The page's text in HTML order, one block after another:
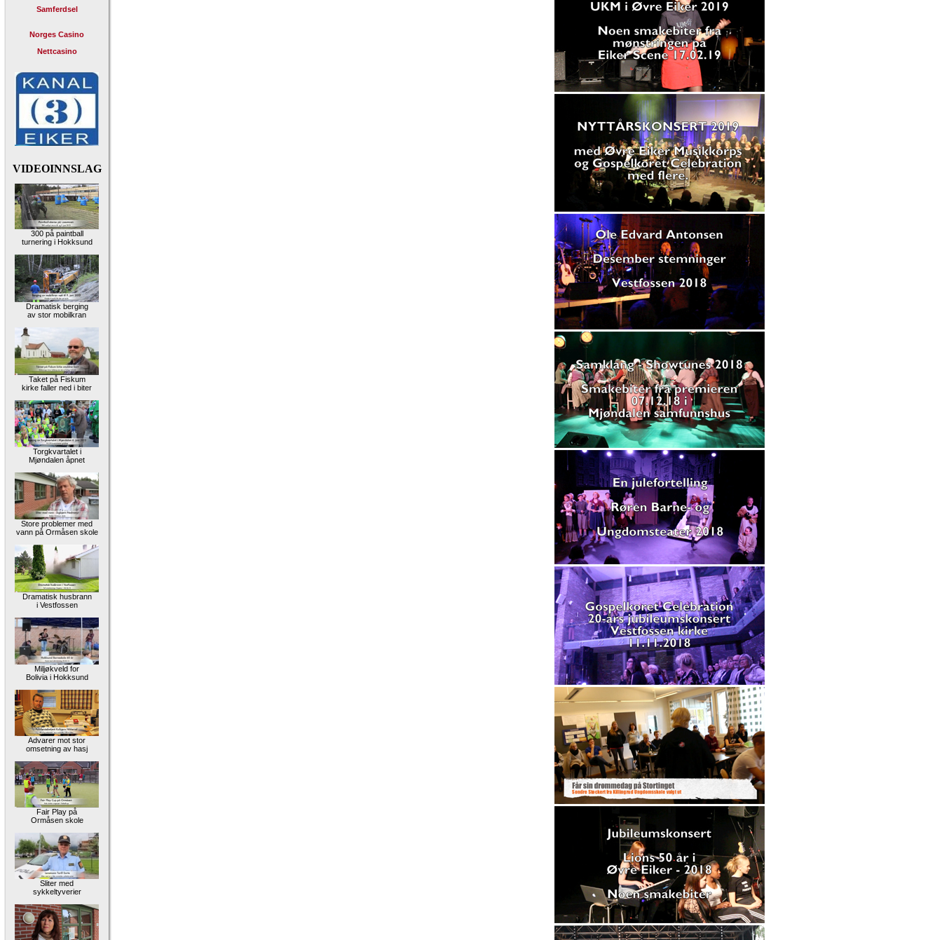
Samferdsel
Norges Casino
Nettcasino
VIDEOINNSLAG
300 på paintball
turnering i Hokksund
Dramatisk berging
av stor mobilkran
Taket på Fiskum
kirke faller ned i biter
Torgkvartalet i
Mjøndalen åpnet
Store problemer med
vann på Ormåsen skole
Dramatisk husbrann
i Vestfossen
Miljøkveld for
Bolivia i Hokksund
Advarer mot stor
omsetning av hasj
Fair Play på
Ormåsen skole
Sliter med
sykkeltyverier